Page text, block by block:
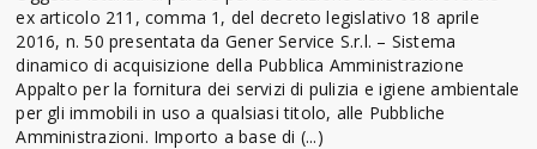
ex articolo 211, comma 1, del decreto legislativo 18 aprile
2016, n. 50 presentata da Gener Service S.r.l. – Sistema
dinamico di acquisizione della Pubblica Amministrazione
Appalto per la fornitura dei servizi di pulizia e igiene ambientale
per gli immobili in uso a qualsiasi titolo, alle Pubbliche
Amministrazioni. Importo a base di (...)